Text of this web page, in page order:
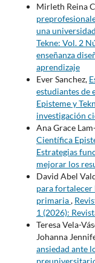
Mirleth Reina
una
Tekne: Vol. 2
enseñanza
aprendizaje
Ever Sanchez,
estudiantes de
Episteme y
investigación
Ana Grace
Científica
Estrategias
mejorar los
David Abel
para fortalecer
primaria,
1 (2026):
Teresa Vela-
Johanna
ansiedad ante